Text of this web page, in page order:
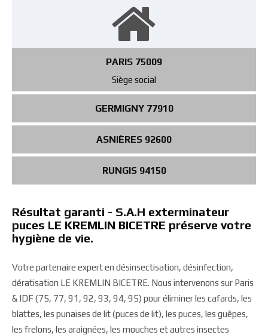
PARIS 75009
Siège social
GERMIGNY 77910
ASNIÈRES 92600
RUNGIS 94150
Résultat garanti - S.A.H exterminateur
puces LE KREMLIN BICETRE préserve votre
hygiène de vie.
Votre partenaire expert en désinsectisation, désinfection,
dératisation LE KREMLIN BICETRE. Nous intervenons sur Paris
& IDF (75, 77, 91, 92, 93, 94, 95) pour éliminer les cafards, les
blattes, les punaises de lit (puces de lit), les puces, les guêpes,
les frelons, les araignées, les mouches et autres insectes